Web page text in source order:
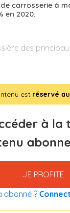
de carrosserie à
en 2020.
des
est réservé
à la
JE PROFITE
abonné ?